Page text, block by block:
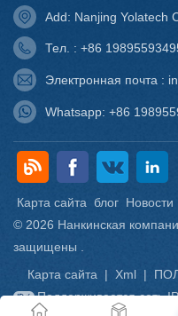
Add: Nanjing Yolatech
Тел. : +86
Электронная почта :
Whatsapp: +86
Карта сайта блог Новости
© 2026 Нанкинская
защищены .
Карта сайта
| Xml |
Поддерживается сеть